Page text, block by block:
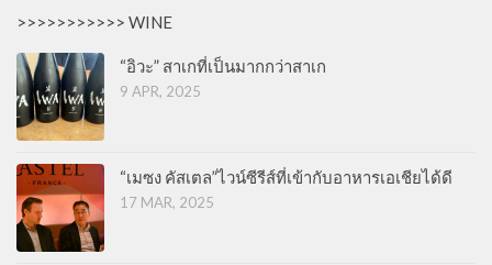
>>>>>>>>>>> WINE
“อิวะ” สาเกที่เป็นมากกว่าสาเก
9 APR, 2025
“เมซง คัสเตล”ไวน์ซีรีส์ที่เข้ากับอาหารเอเชียได้ดี
17 MAR, 2025